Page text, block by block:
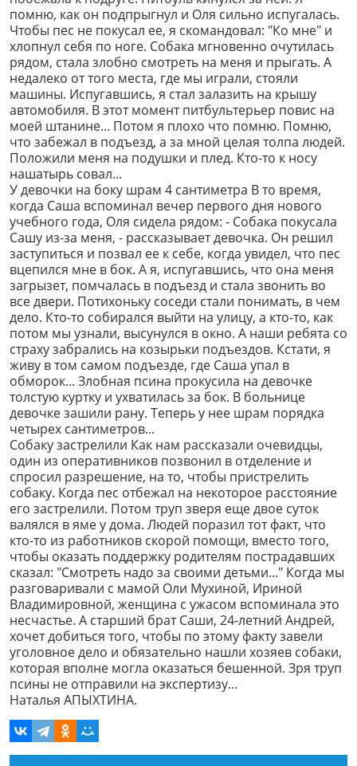
помню, как он подпрыгнул и Оля сильно испугалась.
Чтобы пес не покусал ее, я скомандовал: "Ко мне" и
хлопнул себя по ноге. Собака мгновенно очутилась
рядом, стала злобно смотреть на меня и прыгать. А
недалеко от того места, где мы играли, стояли
машины. Испугавшись, я стал залазить на крышу
автомобиля. В этот момент питбультерьер повис на
моей штанине... Потом я плохо что помню. Помню,
что забежал в подъезд, а за мной целая толпа людей.
Положили меня на подушки и плед. Кто-то к носу
нашатырь совал...
У девочки на боку шрам 4 сантиметра В то время,
когда Саша вспоминал вечер первого дня нового
учебного года, Оля сидела рядом: - Собака покусала
Сашу из-за меня, - рассказывает девочка. Он решил
заступиться и позвал ее к себе, когда увидел, что пес
вцепился мне в бок. А я, испугавшись, что она меня
загрызет, помчалась в подъезд и стала звонить во
все двери. Потихоньку соседи стали понимать, в чем
дело. Кто-то собирался выйти на улицу, а кто-то, как
потом мы узнали, высунулся в окно. А наши ребята со
страху забрались на козырьки подъездов. Кстати, я
живу в том самом подъезде, где Саша упал в
обморок... Злобная псина прокусила на девочке
толстую куртку и ухватилась за бок. В больнице
девочке зашили рану. Теперь у нее шрам порядка
четырех сантиметров...
Собаку застрелили Как нам рассказали очевидцы,
один из оперативников позвонил в отделение и
спросил разрешение, на то, чтобы пристрелить
собаку. Когда пес отбежал на некоторое расстояние
его застрелили. Потом труп зверя еще двое суток
валялся в яме у дома. Людей поразил тот факт, что
кто-то из работников скорой помощи, вместо того,
чтобы оказать поддержку родителям пострадавших
сказал: "Смотреть надо за своими детьми..." Когда мы
разговаривали с мамой Оли Мухиной, Ириной
Владимировной, женщина с ужасом вспоминала это
несчастье. А старший брат Саши, 24-летний Андрей,
хочет добиться того, чтобы по этому факту завели
уголовное дело и обязательно нашли хозяев собаки,
которая вполне могла оказаться бешенной. Зря труп
псины не отправили на экспертизу...
Наталья АПЫХТИНА.